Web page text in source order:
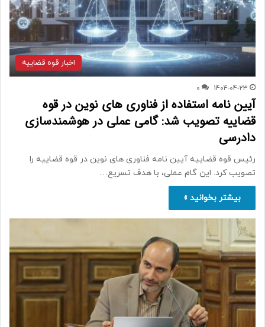
اخبار قوه قضاییه
1404-04-23
0
آیین نامه استفاده از فناوری های نوین در قوه
قضاییه تصویب شد: گامی عملی در هوشمندسازی
دادرسی
رئیس قوه قضاییه آیین نامه فناوری های نوین در قوه قضاییه را
تصویب کرد. این گام عملی، با هدف تسریع…
بیشتر بخوانید »